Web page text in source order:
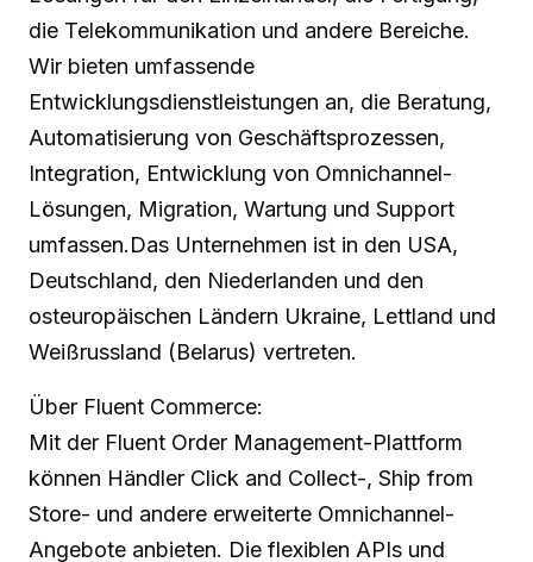
die Telekommunikation und andere Bereiche.
Wir bieten umfassende
Entwicklungsdienstleistungen an, die Beratung,
Automatisierung von Geschäftsprozessen,
Integration, Entwicklung von Omnichannel-
Lösungen, Migration, Wartung und Support
umfassen.Das Unternehmen ist in den USA,
Deutschland, den Niederlanden und den
osteuropäischen Ländern Ukraine, Lettland und
Weißrussland (Belarus) vertreten.
Über Fluent Commerce:
Mit der Fluent Order Management-Plattform
können Händler Click and Collect-, Ship from
Store- und andere erweiterte Omnichannel-
Angebote anbieten. Die flexiblen APIs und